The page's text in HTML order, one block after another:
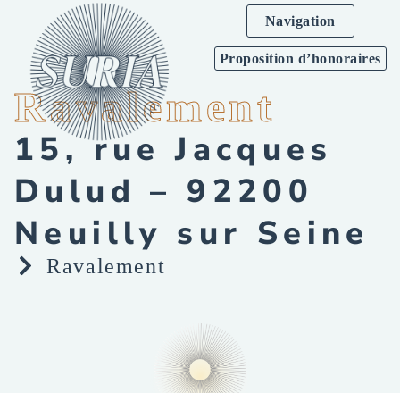
Navigation
Proposition d’honoraires
Ravalement
15, rue Jacques
Dulud – 92200
Neuilly sur Seine
Ravalement